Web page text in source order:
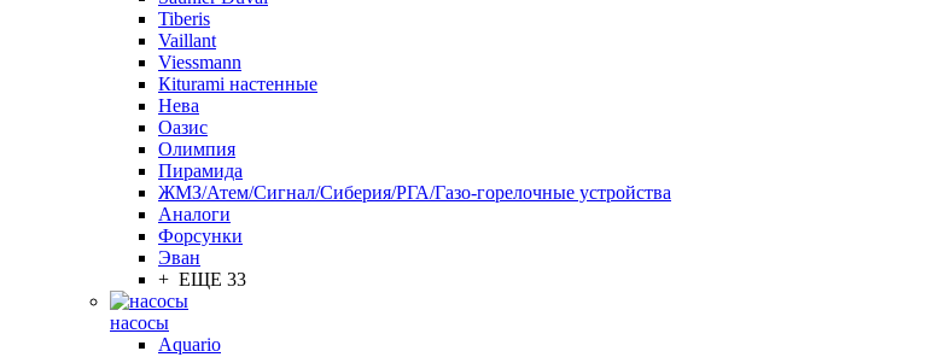
Tiberis
Vaillant
Viessmann
Кiturami настенные
Нева
Оазис
Олимпия
Пирамида
ЖМЗ/Атем/Сигнал/Сиберия/РГА/Газо-горелочные устройства
Aналоги
Форсунки
Эван
+ ЕЩЕ 33
насосы
Aquario